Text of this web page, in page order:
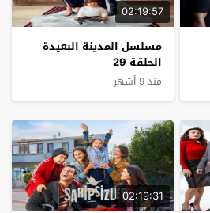
02:19:57
مسلسل المدينة البعيدة
الحلقة 29
منذ 9 أشهر
02:19:31